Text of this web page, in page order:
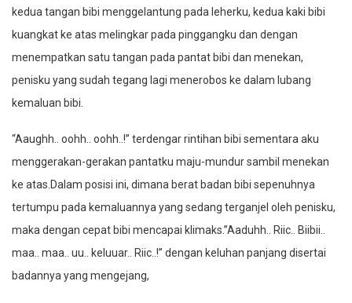
kedua tangan bibi menggelantung pada leherku, kedua kaki bibi
kuangkat ke atas melingkar pada pinggangku dan dengan
menempatkan satu tangan pada pantat bibi dan menekan,
penisku yang sudah tegang lagi menerobos ke dalam lubang
kemaluan bibi.
“Aaughh.. oohh.. oohh..!” terdengar rintihan bibi sementara aku
menggerakan-gerakan pantatku maju-mundur sambil menekan
ke atas.Dalam posisi ini, dimana berat badan bibi sepenuhnya
tertumpu pada kemaluannya yang sedang terganjel oleh penisku,
maka dengan cepat bibi mencapai klimaks.”Aaduhh.. Riic.. Biibii..
maa.. maa.. uu.. keluuar.. Riic..!” dengan keluhan panjang disertai
badannya yang mengejang,